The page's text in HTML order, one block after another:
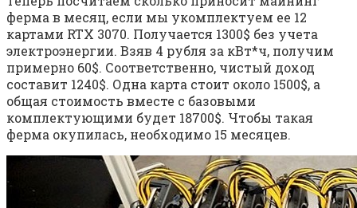
ферма в месяц, если мы укомплектуем ее 12
картами RTX 3070. Получается 1300$ без учета
электроэнергии. Взяв 4 рубля за кВт*ч, получим
примерно 60$. Соответственно, чистый доход
составит 1240$. Одна карта стоит около 1500$, а
общая стоимость вместе с базовыми
комплектующими будет 18700$. Чтобы такая
ферма окупилась, необходимо 15 месяцев.